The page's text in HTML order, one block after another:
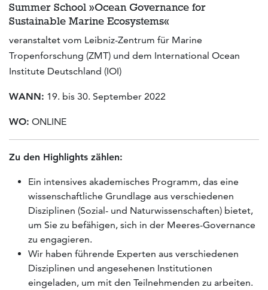
Summer School »Ocean Governance for
Sustainable Marine Ecosystems«
veranstaltet vom Leibniz-Zentrum für Marine
Tropenforschung (ZMT) und dem International Ocean
Institute Deutschland (IOI)
WANN: 19. bis 30. September 2022
WO: ONLINE
Zu den Highlights zählen:
Ein intensives akademisches Programm, das eine
wissenschaftliche Grundlage aus verschiedenen
Disziplinen (Sozial- und Naturwissenschaften) bietet,
um Sie zu befähigen, sich in der Meeres-Governance
zu engagieren.
Wir haben führende Experten aus verschiedenen
Disziplinen und angesehenen Institutionen
eingeladen, um mit den Teilnehmenden zu arbeiten.